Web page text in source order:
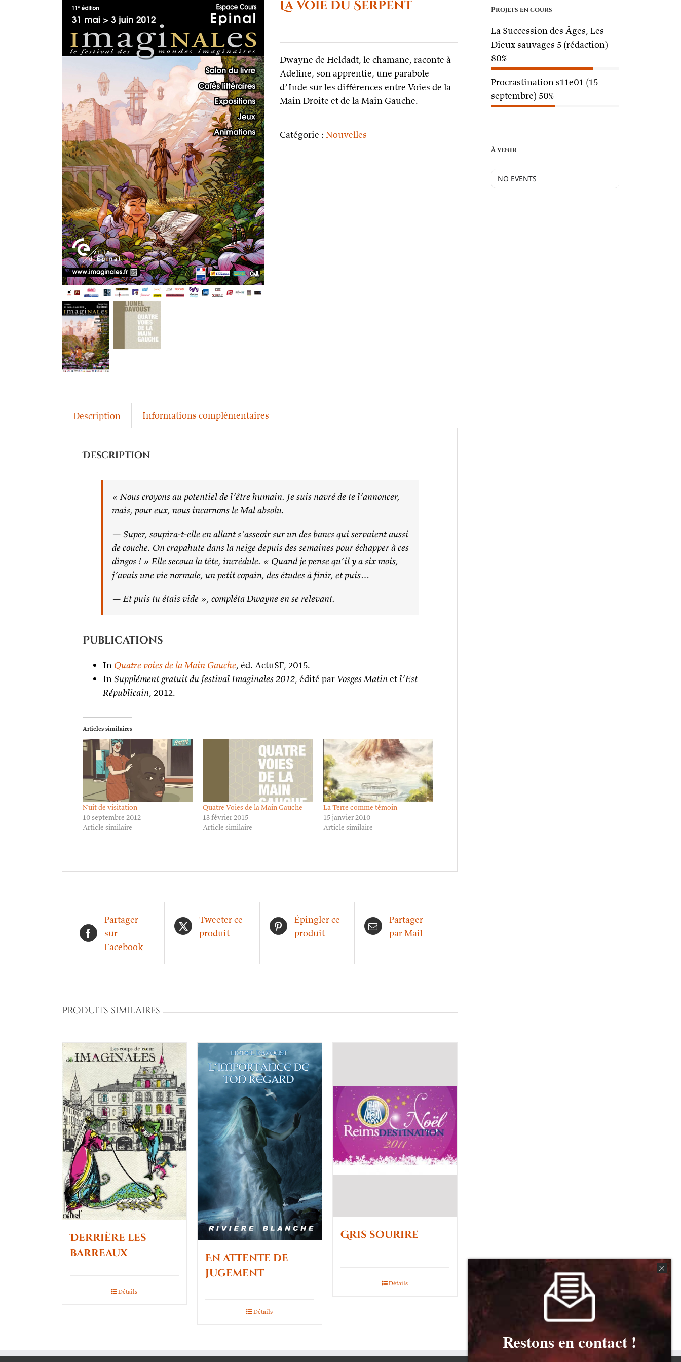
La Voie du Serpent
Dwayne de Heldadt, le chamane, raconte à
Adeline, son apprentie, une parabole
d’Inde sur les différences entre Voies de la
Main Droite et de la Main Gauche.
Catégorie : Nouvelles
Description Informations complémentaires
Description
« Nous croyons au potentiel de l’être humain. Je suis navré de te l’annoncer,
mais, pour eux, nous incarnons le Mal absolu.
— Super, soupira-t-elle en allant s’asseoir sur un des bancs qui servaient aussi
de couche. On crapahute dans la neige depuis des semaines pour échapper à ces
dingos ! » Elle secoua la tête, incrédule. « Quand je pense qu’il y a six mois,
j’avais une vie normale, un petit copain, des études à finir, et puis…
— Et puis tu étais vide », compléta Dwayne en se relevant.
Publications
In Quatre voies de la Main Gauche, éd. ActuSF, 2015.
InSupplément gratuit du festival Imaginales 2012, édité par Vosges Matinet l’Est
Républicain, 2012.
Articles similaires
Nuit de visitation
10 septembre 2012
Article similaire
Quatre Voies de la Main Gauche
13 février 2015
Article similaire
La Terre comme témoin
15 janvier 2010
Article similaire
Partager
sur
Facebook
Tweeter ce
produit
Épingler ce
produit
Partager
par Mail
Produits similaires
Derrière les
barreaux
Détails
En attente de
jugement
Détails
Gris sourire
Détails
Projets en cours
La Succession des Âges, Les
Dieux sauvages 5 (rédaction)
80%
Procrastination s11e01 (15
septembre) 50%
À venir
NO EVENTS
Restons en contact !